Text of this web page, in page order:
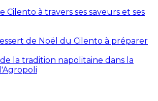
Cilento à travers ses saveurs et ses
de Noël du Cilento à préparer
de la tradition napolitaine dans la